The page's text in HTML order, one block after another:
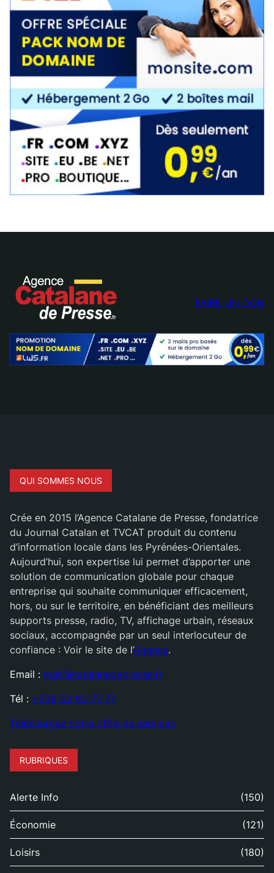
FAIRE UN DON
QUI SOMMES NOUS
Crée en 2015 l’Agence Catalane de Presse, fondatrice
du Journal Catalan et TVCAT produit du contenu
d’information locale dans les Pyrénées-Orientales.
Aujourd’hui, son expertise lui permet d’apporter une
solution de communication globale pour chaque
entreprise qui souhaite communiquer efficacement,
hors, ou sur le territoire, en bénéficiant des meilleurs
supports presse, radio, TV, affichage urbain, réseaux
sociaux, accompagnée par un seul interlocuteur de
confiance : Voir le site de l’Agence.
Email : mail@catalanedepresse.fr
Tél : +336 52 62 77 77
Téléchargez notre offre de services
RUBRIQUES
Alerte Info (150)
Économie (121)
Loisirs (180)